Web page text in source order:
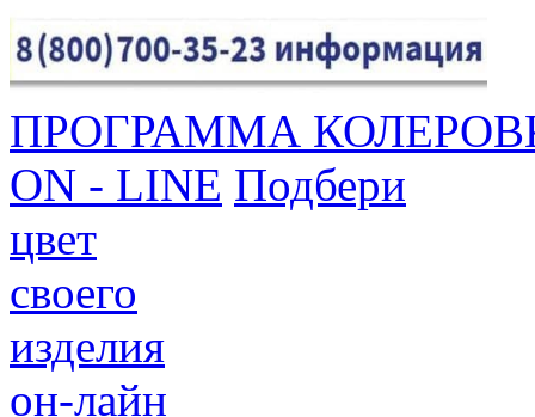
ПРОГРАММА
ON - LINE Подбери
цвет
своего
изделия
он-лайн